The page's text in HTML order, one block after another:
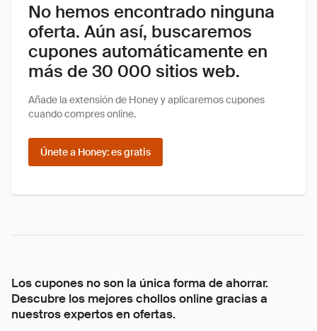
No hemos encontrado ninguna
oferta. Aún así, buscaremos
cupones automáticamente en
más de 30 000 sitios web.
Añade la extensión de Honey y aplicaremos cupones
cuando compres online.
Únete a Honey: es gratis
Los cupones no son la única forma de ahorrar.
Descubre los mejores chollos online gracias a
nuestros expertos en ofertas.